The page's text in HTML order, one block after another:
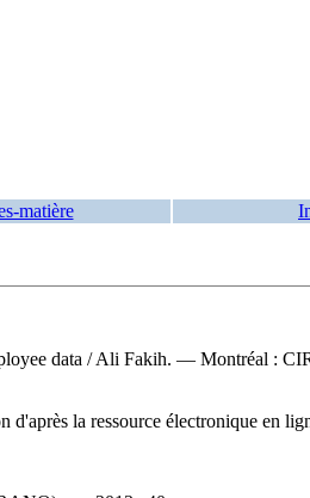
matière
data / Ali Fakih. — Montréal :
la ressource électronique en